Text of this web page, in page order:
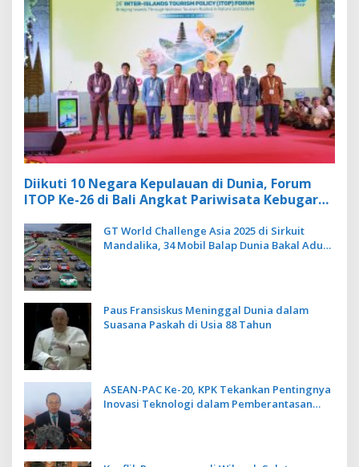
Diikuti 10 Negara Kepulauan di Dunia, Forum
ITOP Ke-26 di Bali Angkat Pariwisata Kebugaran
GT World Challenge Asia 2025 di Sirkuit
Mandalika, 34 Mobil Balap Dunia Bakal Adu
Paus Fransiskus Meninggal Dunia dalam
Suasana Paskah di Usia 88 Tahun
ASEAN-PAC Ke-20, KPK Tekankan Pentingnya
Inovasi Teknologi dalam Pemberantasan